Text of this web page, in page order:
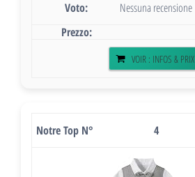
Nessuna recensione
VOIR : INFOS & PRIX
4